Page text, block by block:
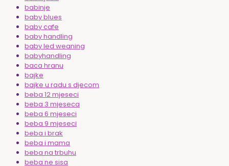
babinje
baby blues
baby cafe
baby handling
baby led weaning
babyhandling
baca hranu
bajke
bajke u radu s djecom
beba 12 mjeseci
beba 3 mjeseca
beba 6 mjeseci
beba 9 mjeseci
beba i brak
beba i mama
beba na trbuhu
beba ne sisa